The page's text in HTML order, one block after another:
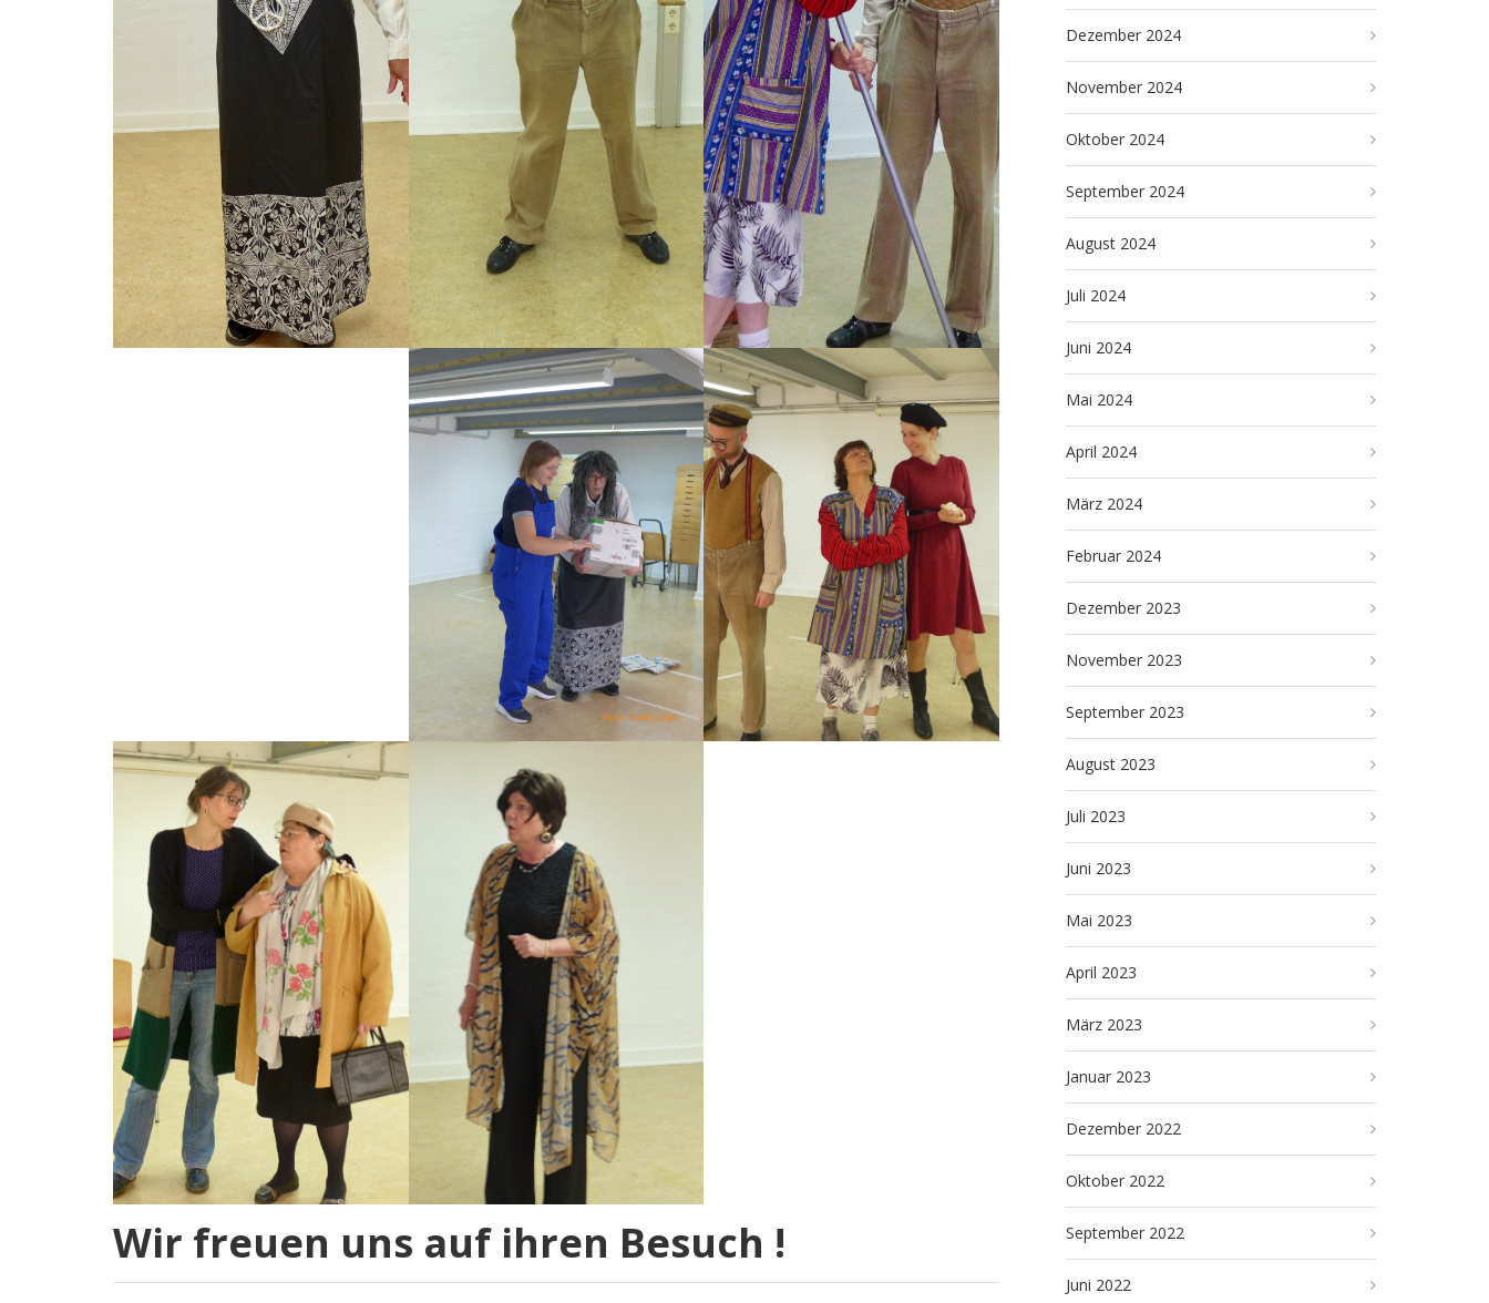
Wir freuen uns auf ihren Besuch !
Dezember 2024
November 2024
Oktober 2024
September 2024
August 2024
Juli 2024
Juni 2024
Mai 2024
April 2024
März 2024
Februar 2024
Dezember 2023
November 2023
September 2023
August 2023
Juli 2023
Juni 2023
Mai 2023
April 2023
März 2023
Januar 2023
Dezember 2022
Oktober 2022
September 2022
Juni 2022